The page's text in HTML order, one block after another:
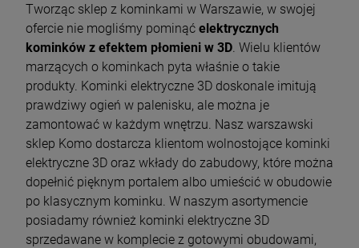
Tworząc sklep z kominkami w Warszawie, w swojej
ofercie nie mogliśmy pominąć elektrycznych
kominków z efektem płomieni w 3D . Wielu klientów
marzących o kominkach pyta właśnie o takie
produkty. Kominki elektryczne 3D doskonale imitują
prawdziwy ogień w palenisku, ale można je
zamontować w każdym wnętrzu. Nasz warszawski
sklep Komo dostarcza klientom wolnostojące kominki
elektryczne 3D oraz wkłady do zabudowy, które można
dopełnić pięknym portalem albo umieścić w obudowie
po klasycznym kominku. W naszym asortymencie
posiadamy również kominki elektryczne 3D
sprzedawane w komplecie z gotowymi obudowami,